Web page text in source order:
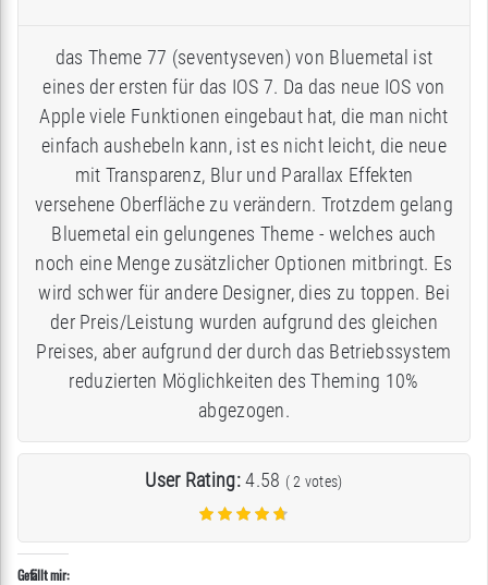
das Theme 77 (seventyseven) von Bluemetal ist
eines der ersten für das IOS 7. Da das neue IOS von
Apple viele Funktionen eingebaut hat, die man nicht
einfach aushebeln kann, ist es nicht leicht, die neue
mit Transparenz, Blur und Parallax Effekten
versehene Oberfläche zu verändern. Trotzdem gelang
Bluemetal ein gelungenes Theme - welches auch
noch eine Menge zusätzlicher Optionen mitbringt. Es
wird schwer für andere Designer, dies zu toppen. Bei
der Preis/Leistung wurden aufgrund des gleichen
Preises, aber aufgrund der durch das Betriebssystem
reduzierten Möglichkeiten des Theming 10%
abgezogen.
User Rating:4.58 (2 votes)
Gefällt mir: